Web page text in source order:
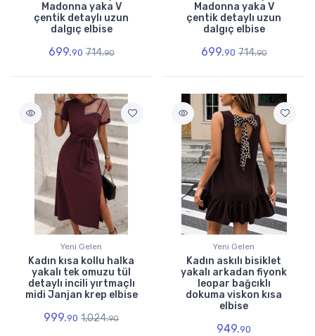
Madonna yaka V
çentik detaylı uzun
dalgıç elbise
699.90 714.90
Madonna yaka V
çentik detaylı uzun
dalgıç elbise
699.90 714.90
Yeni Gelen
Kadın kısa kollu halka
yakalı tek omuzu tül
detaylı incili yırtmaçlı
midi Janjan krep elbise
999.90 1,024.90
Yeni Gelen
Kadın askılı bisiklet
yakalı arkadan fiyonk
leopar bağcıklı
dokuma viskon kısa
elbise
949.90